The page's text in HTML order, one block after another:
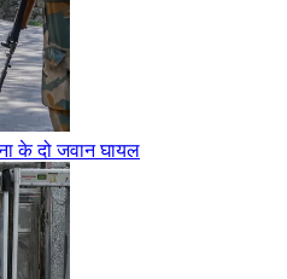
के दो जवान घायल